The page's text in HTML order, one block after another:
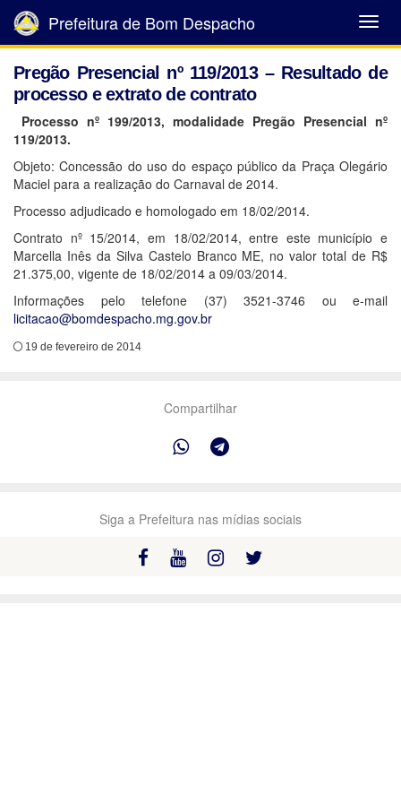
Abrir
Menu
Prefeitura de Bom Despacho
Pregão Presencial nº 119/2013 – Resultado de
processo e extrato de contrato
Processo nº 199/2013, modalidade Pregão Presencial nº
119/2013.
Objeto: Concessão do uso do espaço público da Praça Olegário
Maciel para a realização do Carnaval de 2014.
Processo adjudicado e homologado em 18/02/2014.
Contrato nº 15/2014, em 18/02/2014, entre este município e
Marcella Inês da Silva Castelo Branco ME, no valor total de R$
21.375,00, vigente de 18/02/2014 a 09/03/2014.
Informações pelo telefone (37) 3521-3746 ou e-mail
licitacao@bomdespacho.mg.gov.br
19 de fevereiro de 2014
Compartilhar
Siga a Prefeitura nas mídias sociais